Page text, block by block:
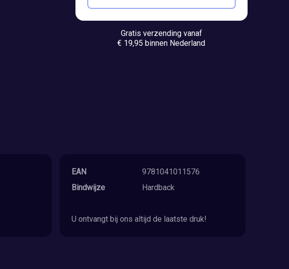
Gratis verzending vanaf
€ 19,95 binnen Nederland
EAN
9781041011576
Bindwijze
Hardback
U ontvangt bij ons altijd de laatste druk!